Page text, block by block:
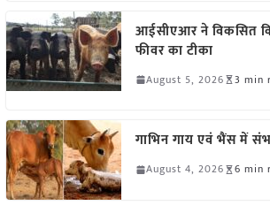
आईसीएआर ने विकसित
फीवर का टीका
August 5, 2026 3 min
गाभिन गाय एवं भैंस में
August 4, 2026 6 min